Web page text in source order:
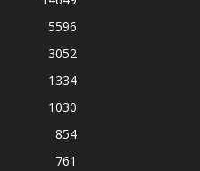
5596
3052
1334
1030
854
761